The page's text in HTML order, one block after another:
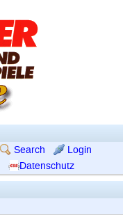
Search
Login
Datenschutz